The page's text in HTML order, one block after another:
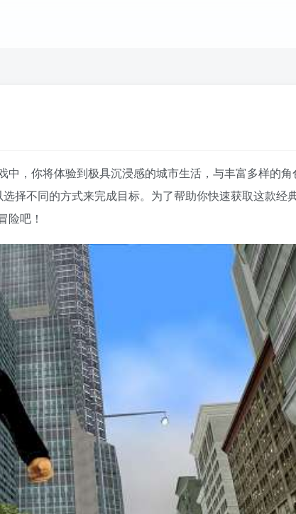
中，你将体验到极具沉浸感的城市生活，与丰富多样的
择不同的方式来完成目标。为了帮助你快速获取这款经
险吧！